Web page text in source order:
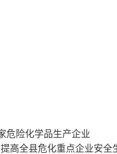
危险化学品生产企业
高全县危化重点企业安